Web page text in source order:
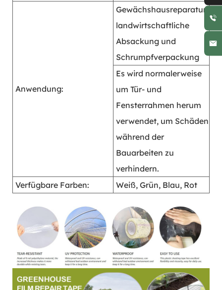
Anwendung:
Gewächshausreparatur,
landwirtschaftliche
Absackung und
Schrumpfverpackung
Es wird normalerweise
um Tür- und
Fensterrahmen herum
verwendet, um Schäden
während der
Bauarbeiten zu
verhindern.
Verfügbare Farben:
Weiß, Grün, Blau, Rot